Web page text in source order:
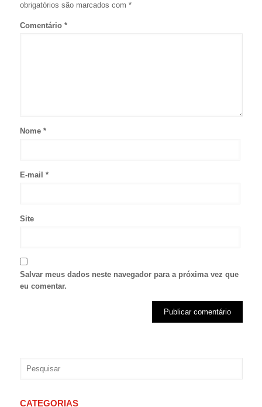
obrigatórios são marcados com *
Comentário *
Nome *
E-mail *
Site
Salvar meus dados neste navegador para a próxima vez que
eu comentar.
CATEGORIAS